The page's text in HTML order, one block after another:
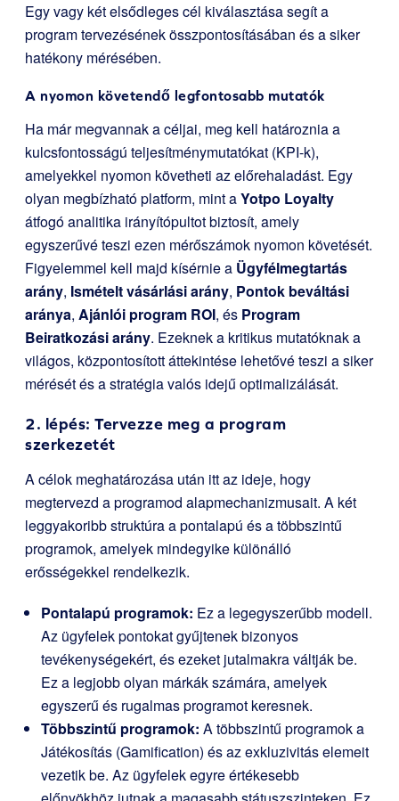
Egy vagy két elsődleges cél kiválasztása segít a
program tervezésének összpontosításában és a siker
hatékony mérésében.
A nyomon követendő legfontosabb mutatók
Ha már megvannak a céljai, meg kell határoznia a
kulcsfontosságú teljesítménymutatókat (KPI-k),
amelyekkel nyomon követheti az előrehaladást. Egy
olyan megbízható platform, mint aYotpo Loyalty
átfogó analitika irányítópultot biztosít, amely
egyszerűvé teszi ezen mérőszámok nyomon követését.
Figyelemmel kell majd kísérnie a Ügyfélmegtartás
arány, Ismételt vásárlási arány, Pontok beváltási
aránya, Ajánlói program ROI, és Program
Beiratkozási arány. Ezeknek a kritikus mutatóknak a
világos, központosított áttekintése lehetővé teszi a siker
mérését és a stratégia valós idejű optimalizálását.
2. lépés: Tervezze meg a program
szerkezetét
A célok meghatározása után itt az ideje, hogy
megtervezd a programod alapmechanizmusait. A két
leggyakoribb struktúra a pontalapú és a többszintű
programok, amelyek mindegyike különálló
erősségekkel rendelkezik.
Pontalapú programok: Ez a legegyszerűbb modell.
Az ügyfelek pontokat gyűjtenek bizonyos
tevékenységekért, és ezeket jutalmakra váltják be.
Ez a legjobb olyan márkák számára, amelyek
egyszerű és rugalmas programot keresnek.
Többszintű programok: A többszintű programok a
Játékosítás (Gamification) és az exkluzivitás elemeit
vezetik be. Az ügyfelek egyre értékesebb